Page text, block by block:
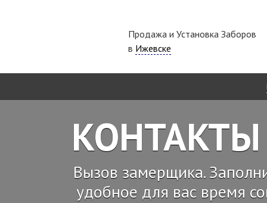
Продажа и Установка Заборов
в Ижевске
Вызов замерщика.
удобное для вас время